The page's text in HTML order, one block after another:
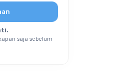
saja sebelum